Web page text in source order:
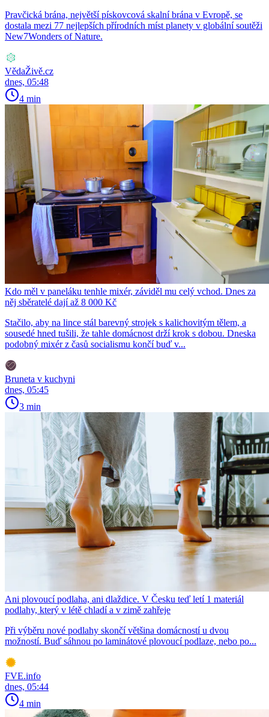
Pravčická brána, největší pískovcová skalní brána v Evropě, se
dostala mezi 77 nejlepších přírodních míst planety v globální soutěži
New7Wonders of Nature.
VědaŽivě.cz
dnes, 05:48
4 min
Kdo měl v paneláku tenhle mixér, záviděl mu celý vchod. Dnes za
něj sběratelé dají až 8 000 Kč
Stačilo, aby na lince stál barevný strojek s kalichovitým tělem, a
sousedé hned tušili, že tahle domácnost drží krok s dobou. Dneska
podobný mixér z časů socialismu končí buď v...
Bruneta v kuchyni
dnes, 05:45
3 min
Ani plovoucí podlaha, ani dlaždice. V Česku teď letí 1 materiál
podlahy, který v létě chladí a v zimě zahřeje
Při výběru nové podlahy skončí většina domácností u dvou
možností. Buď sáhnou po laminátové plovoucí podlaze, nebo po...
FVE.info
dnes, 05:44
4 min